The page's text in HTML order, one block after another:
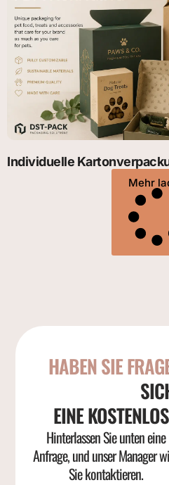
Individuelle
Mehr
HABEN SIE
EINE
Hinterlassen Sie unten eine
Anfrage, und unser Manager
Sie kontaktieren.